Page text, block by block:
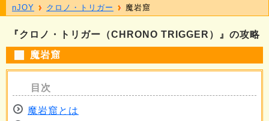
『クロノ・トリガー（CHRONO TRIGGER）』の攻略
魔岩窟
魔岩窟とは
nJOY クロノ・トリガー 魔岩窟